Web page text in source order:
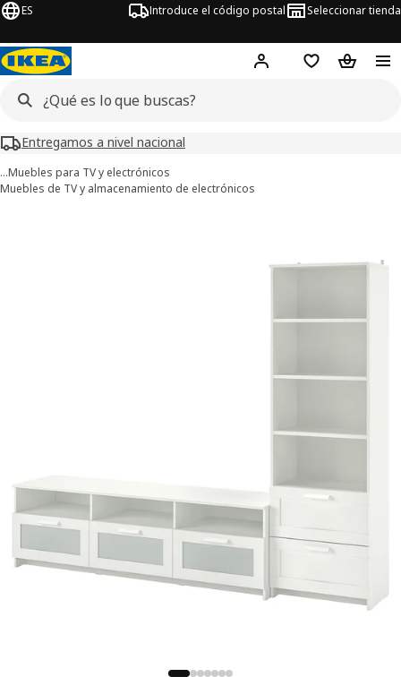
ES Introduce el código postal Seleccionar tienda
Hej! Inicia sesión o
Lista de la
Carrito
Entregamos a nivel nacional
…Muebles para TV y electrónicos
Muebles de TV y almacenamiento de electrónicos